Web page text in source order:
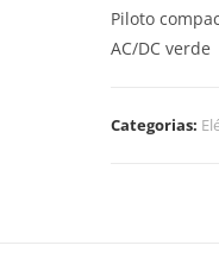
Piloto
AC/DC verde
Categorias: